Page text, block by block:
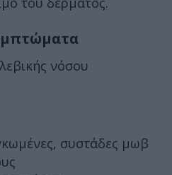
νόσου
συστάδες μωβ